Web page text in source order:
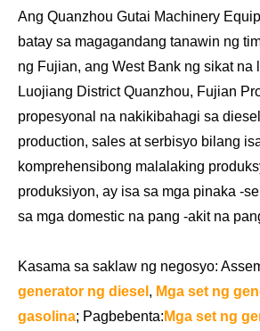
Ang Quanzhou Gutai Machinery
batay sa magagandang tanawin ng
ng Fujian, ang West Bank ng sikat na
Luojiang District Quanzhou, Fujian
propesyonal na nakikibahagi sa
production, sales at serbisyo bilang
komprehensibong malalaking
produksiyon, ay isa sa mga pinaka -
sa mga domestic na pang -akit na
Kasama sa saklaw ng negosyo:
generator ng diesel , Mga set ng
gasolina; Pagbebenta: Mga set ng